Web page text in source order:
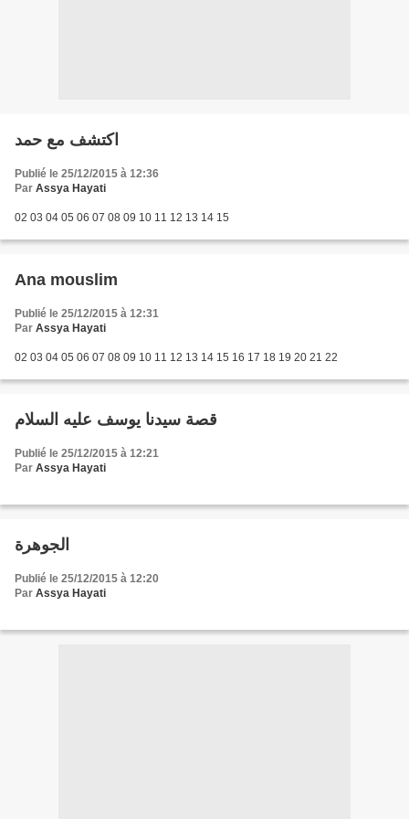
اكتشف مع حمد
Publié le 25/12/2015 à 12:36
Par Assya Hayati
02 03 04 05 06 07 08 09 10 11 12 13 14 15
Ana mouslim
Publié le 25/12/2015 à 12:31
Par Assya Hayati
02 03 04 05 06 07 08 09 10 11 12 13 14 15 16 17 18 19 20 21 22
قصة سيدنا يوسف عليه السلام
Publié le 25/12/2015 à 12:21
Par Assya Hayati
الجوهرة
Publié le 25/12/2015 à 12:20
Par Assya Hayati